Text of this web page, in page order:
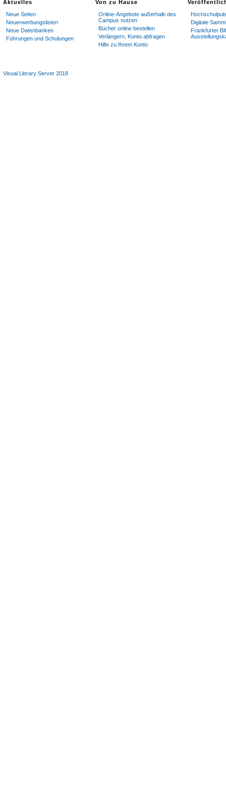
Aktuelles
Neue Seiten
Neuerwerbungslisten
Neue Datenbanken
Führungen und Schulungen
Von zu Hause
Online-Angebote außerhalb des
Campus nutzen
Bücher online bestellen
Verlängern, Konto abfragen
Hilfe zu Ihrem Konto
Digitale
Frankfurter
Visual Library Server 2018